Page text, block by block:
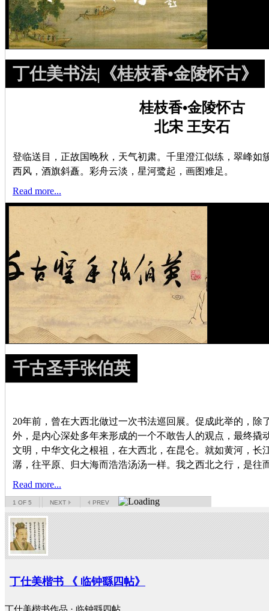
丁仕美书法|《桂枝香•金陵怀古》
桂枝香•金陵怀古
北宋 王安石
登临送目，正故国晚秋，天气初肃。千里澄江似练，翠峰如
西风，酒旗斜矗。彩舟云淡，星河鹭起，画图难足。
Read more...
千古圣手张伯英
20年前，曾在大西北做过一次书法巡回展。促成此举的，除
外，是内心深处多年来形成的一个不敢告人的观点，最终撬
文明，中华文化之根祖，在大西北，在昆仑。就如黄河，长
潺，往平原、归大海而浩浩汤汤一样。我之西北之行，是往
Read more...
1 OF 5 NEXT PREV
丁仕美楷书 《 临钟繇四帖》